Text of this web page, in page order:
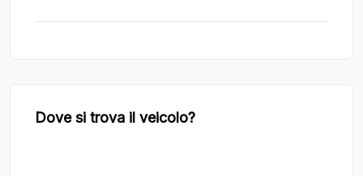
Dove si trova il veicolo?